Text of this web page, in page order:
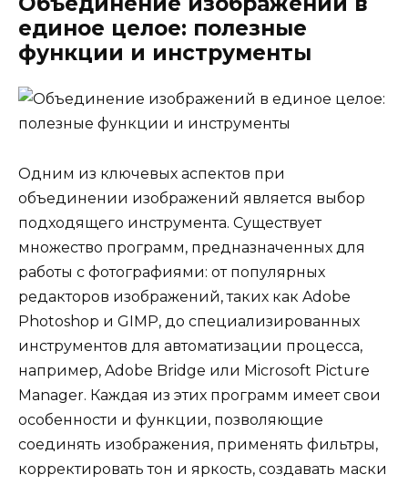
единое целое: полезные
функции и инструменты
Одним из ключевых аспектов при
объединении изображений является выбор
подходящего инструмента. Существует
множество программ, предназначенных для
работы с фотографиями: от популярных
редакторов изображений, таких как Adobe
Photoshop и GIMP, до специализированных
инструментов для автоматизации процесса,
например, Adobe Bridge или Microsoft Picture
Manager. Каждая из этих программ имеет свои
особенности и функции, позволяющие
соединять изображения, применять фильтры,
корректировать тон и яркость, создавать маски